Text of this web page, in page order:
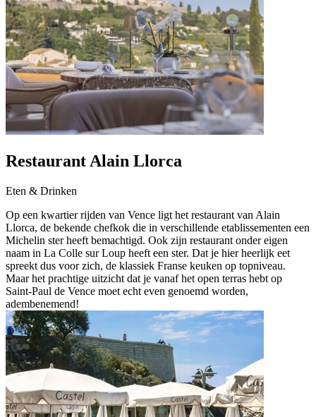
Restaurant Alain Llorca
Eten & Drinken
Op een kwartier rijden van Vence ligt het restaurant van Alain
Llorca, de bekende chefkok die in verschillende etablissementen een
Michelin ster heeft bemachtigd. Ook zijn restaurant onder eigen
naam in La Colle sur Loup heeft een ster. Dat je hier heerlijk eet
spreekt dus voor zich, de klassiek Franse keuken op topniveau.
Maar het prachtige uitzicht dat je vanaf het open terras hebt op
Saint-Paul de Vence moet echt even genoemd worden,
adembenemend!